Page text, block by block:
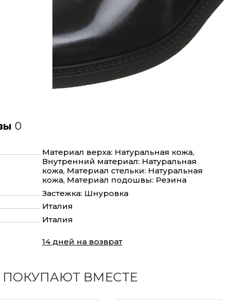
0
Материал верха: Натуральная кожа,
Внутренний материал: Натуральная
кожа, Материал стельки: Натуральная
кожа, Материал подошвы: Резина
Застежка: Шнуровка
Италия
Италия
14 дней на возврат
ВМЕСТЕ